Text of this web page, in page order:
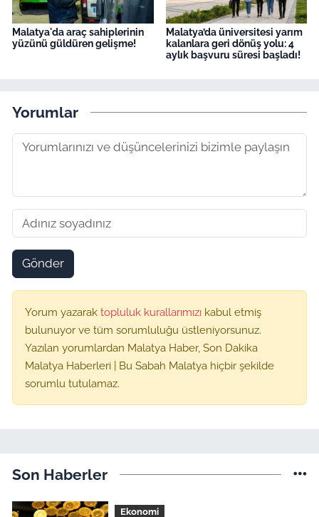
Malatya'da araç sahiplerinin
yüzünü güldüren gelişme!
Malatya’da üniversitesi yarım
kalanlara geri dönüş yolu: 4
aylık başvuru süresi başladı!
Yorumlar
Gönder
Yorum yazarak topluluk kurallarımızı kabul etmiş
bulunuyor ve tüm sorumluluğu üstleniyorsunuz.
Yazılan yorumlardan Malatya Haber, Son Dakika
Malatya Haberleri | Bu Sabah Malatya hiçbir şekilde
sorumlu tutulamaz.
Son Haberler
Ekonomi